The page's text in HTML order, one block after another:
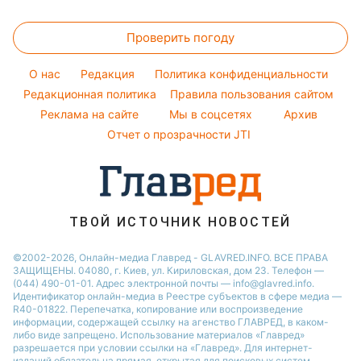
Алла Пугачева
Настя Каменских
Виталий Козловский
Потап
Новости Днепра
Новости Тернополя
Новости Черкассы
Новости Житомира
Новости Одессы
Новости Запорожья
Окрашивание волос
Красивый маникюр
Модные ошибки
Новости моды
Советы от Андре Тана
Тесты по картинке
Оптические иллюзии
Народные приметы
Все о шоу-бизнесе
Проверить погоду
O нас Редакция
Политика конфиденциальности
Редакционная политика
Правила пользования сайтом
Реклама на сайте
Мы в соцсетях
Архив
Отчет о прозрачности JTI
ТВОЙ ИСТОЧНИК НОВОСТЕЙ
©2002-2026, Онлайн-медиа Главред - GLAVRED.INFO. ВСЕ ПРАВА
ЗАЩИЩЕНЫ. 04080, г. Киев, ул. Кириловская, дом 23. Телефон —
(044) 490-01-01. Адрес электронной почты — info@glavred.info.
Идентификатор онлайн-медиа в Реестре cубъектов в сфере медиа —
R40-01822. Перепечатка, копирование или воспроизведение
информации, содержащей ссылку на агенство ГЛАВРЕД, в каком-
либо виде запрещено. Использование материалов «Главред»
разрешается при условии ссылки на «Главред». Для интернет-